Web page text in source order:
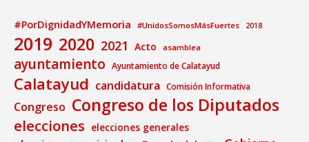
#PorDignidadYMemoria #UnidosSomosMásFuertes 2018
2019 2020 2021 Acto asamblea
ayuntamiento Ayuntamiento de Calatayud
Calatayud candidatura Comisión Informativa
Congreso Congreso de los Diputados
elecciones elecciones generales